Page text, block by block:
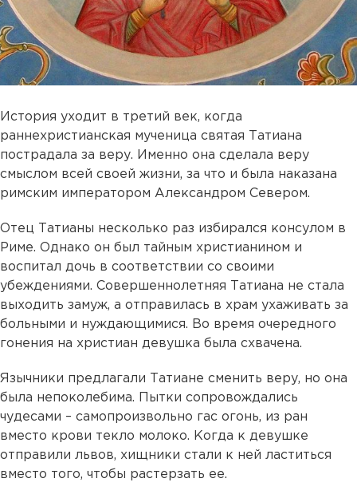
История уходит в третий век, когда
раннехристианская мученица святая Татиана
пострадала за веру. Именно она сделала веру
смыслом всей своей жизни, за что и была наказана
римским императором Александром Севером.
Отец Татианы несколько раз избирался консулом в
Риме. Однако он был тайным христианином и
воспитал дочь в соответствии со своими
убеждениями. Совершеннолетняя Татиана не стала
выходить замуж, а отправилась в храм ухаживать за
больными и нуждающимися. Во время очередного
гонения на христиан девушка была схвачена.
Язычники предлагали Татиане сменить веру, но она
была непоколебима. Пытки сопровождались
чудесами – самопроизвольно гас огонь, из ран
вместо крови текло молоко. Когда к девушке
отправили львов, хищники стали к ней ластиться
вместо того, чтобы растерзать ее.